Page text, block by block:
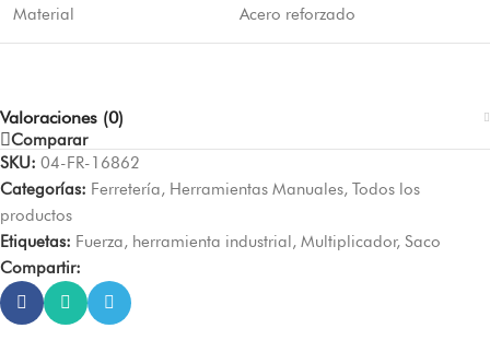
Material Acero reforzado
Valoraciones (0)
Comparar
SKU: 04-FR-16862
Categorías: Ferretería, Herramientas Manuales, Todos los
productos
Etiquetas: Fuerza, herramienta industrial, Multiplicador, Saco
Compartir: